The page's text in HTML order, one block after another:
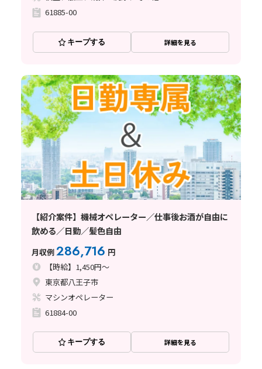
61885-00
キープする 詳細を見る
【紹介案件】機械オペレーター／仕事後お酒が自由に
飲める／日勤／髪色自由
月収例286,716 円
【時給】1,450円～
東京都八王子市
マシンオペレーター
61884-00
キープする 詳細を見る